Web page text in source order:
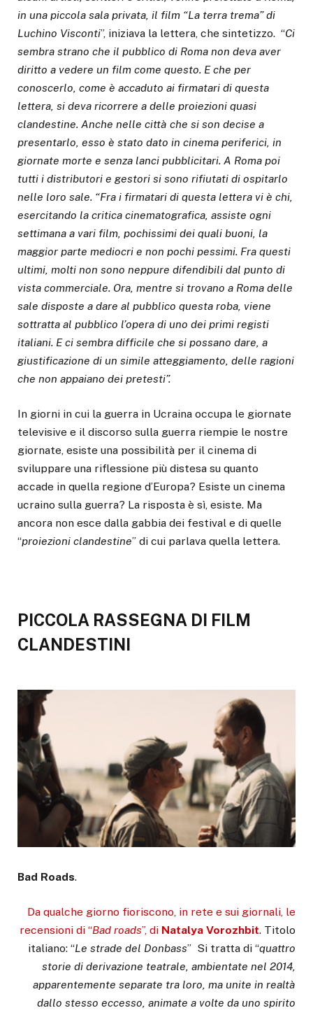
in una piccola sala privata, il film “La terra trema” di
Luchino Visconti”, iniziava la lettera, che sintetizzo. “Ci
sembra strano che il pubblico di Roma non deva aver
diritto a vedere un film come questo. E che per
conoscerlo, come è accaduto ai firmatari di questa
lettera, si deva ricorrere a delle proiezioni quasi
clandestine. Anche nelle città che si son decise a
presentarlo, esso è stato dato in cinema periferici, in
giornate morte e senza lanci pubblicitari. A Roma poi
tutti i distributori e gestori si sono rifiutati di ospitarlo
nelle loro sale. “Fra i firmatari di questa lettera vi è chi,
esercitando la critica cinematografica, assiste ogni
settimana a vari film, pochissimi dei quali buoni, la
maggior parte mediocri e non pochi pessimi. Fra questi
ultimi, molti non sono neppure difendibili dal punto di
vista commerciale. Ora, mentre si trovano a Roma delle
sale disposte a dare al pubblico questa roba, viene
sottratta al pubblico l’opera di uno dei primi registi
italiani. E ci sembra difficile che si possano dare, a
giustificazione di un simile atteggiamento, delle ragioni
che non appaiano dei pretesti”.
In giorni in cui la guerra in Ucraina occupa le giornate
televisive e il discorso sulla guerra riempie le nostre
giornate, esiste una possibilità per il cinema di
sviluppare una riflessione più distesa su quanto
accade in quella regione d’Europa? Esiste un cinema
ucraino sulla guerra? La risposta è sì, esiste. Ma
ancora non esce dalla gabbia dei festival e di quelle
“proiezioni clandestine” di cui parlava quella lettera.
PICCOLA RASSEGNA DI FILM
CLANDESTINI
Bad Roads.
Da qualche giorno fioriscono, in rete e sui giornali, le
recensioni di “Bad roads”, di Natalya Vorozhbit. Titolo
italiano: “Le strade del Donbass” Si tratta di “quattro
storie di derivazione teatrale, ambientate nel 2014,
apparentemente separate tra loro, ma unite in realtà
dallo stesso eccesso, animate a volte da uno spirito